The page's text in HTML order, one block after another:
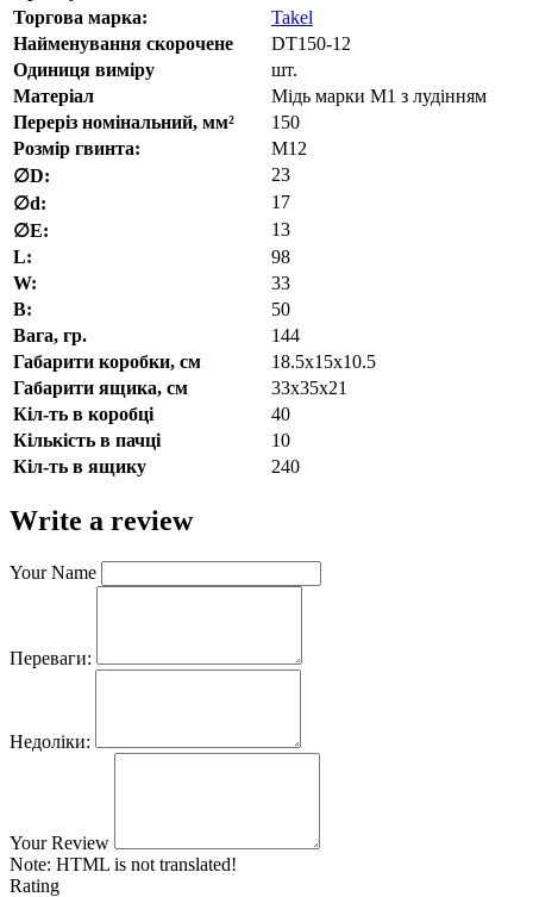
Торгова марка:
Takel
Найменування скорочене
DT150-12
Одиниця виміру
шт.
Матеріал
Мідь марки М1 з лудінням
Переріз номінальний, мм²
150
Розмір гвинта:
М12
∅D:
23
∅d:
17
∅E:
13
L:
98
W:
33
В:
50
Вага, гр.
144
Габарити коробки, см
18.5x15x10.5
Габарити ящика, см
33x35x21
Кіл-ть в коробці
40
Кількість в пачці
10
Кіл-ть в ящику
240
Write a review
Your Name
Переваги:
Недоліки:
Your Review
Note: HTML is not translated!
Rating